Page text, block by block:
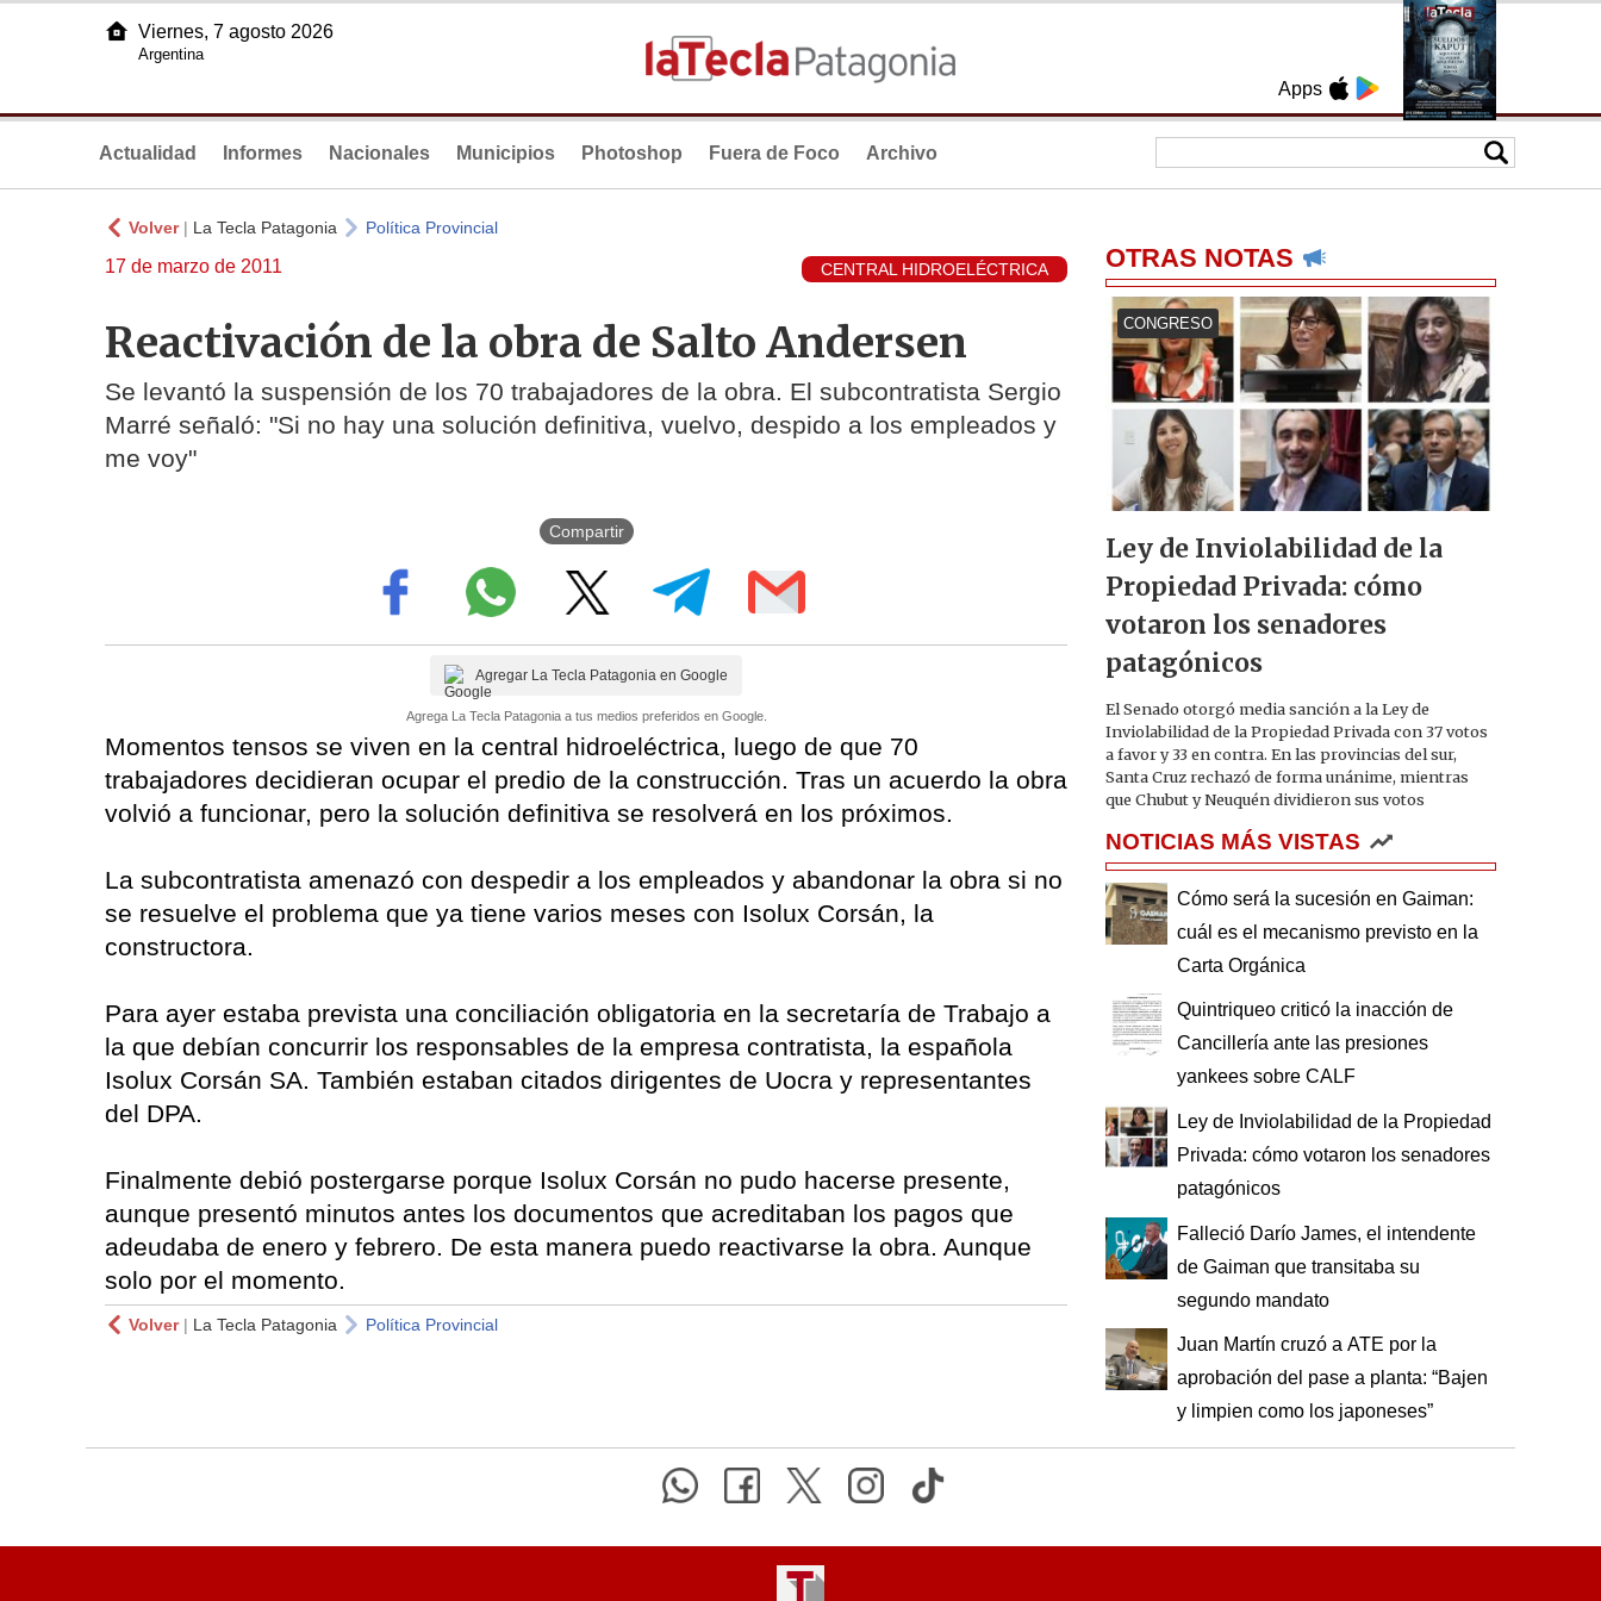
Apps
Viernes, 7 agosto 2026
Argentina
Actualidad Informes Nacionales Municipios Photoshop Fuera de Foco Archivo
Volver| La Tecla Patagonia Política Provincial
17 de marzo de 2011 CENTRAL HIDROELÉCTRICA
Reactivación de la obra de Salto Andersen
Se levantó la suspensión de los 70 trabajadores de la obra. El subcontratista Sergio
Marré señaló: "Si no hay una solución definitiva, vuelvo, despido a los empleados y
me voy"
Compartir
Agregar La Tecla Patagonia en Google
Agrega La Tecla Patagonia a tus medios preferidos en Google.
Momentos tensos se viven en la central hidroeléctrica, luego de que 70
trabajadores decidieran ocupar el predio de la construcción. Tras un acuerdo la obra
volvió a funcionar, pero la solución definitiva se resolverá en los próximos.
La subcontratista amenazó con despedir a los empleados y abandonar la obra si no
se resuelve el problema que ya tiene varios meses con Isolux Corsán, la
constructora.
Para ayer estaba prevista una conciliación obligatoria en la secretaría de Trabajo a
la que debían concurrir los responsables de la empresa contratista, la española
Isolux Corsán SA. También estaban citados dirigentes de Uocra y representantes
del DPA.
Finalmente debió postergarse porque Isolux Corsán no pudo hacerse presente,
aunque presentó minutos antes los documentos que acreditaban los pagos que
adeudaba de enero y febrero. De esta manera puedo reactivarse la obra. Aunque
solo por el momento.
Volver| La Tecla Patagonia Política Provincial
OTRAS NOTAS
CONGRESO
Ley de Inviolabilidad de la
Propiedad Privada: cómo
votaron los senadores
patagónicos
El Senado otorgó media sanción a la Ley de
Inviolabilidad de la Propiedad Privada con 37 votos
a favor y 33 en contra. En las provincias del sur,
Santa Cruz rechazó de forma unánime, mientras
que Chubut y Neuquén dividieron sus votos
NOTICIAS MÁS VISTAS
Cómo será la sucesión en Gaiman:
cuál es el mecanismo previsto en la
Carta Orgánica
Quintriqueo criticó la inacción de
Cancillería ante las presiones
yankees sobre CALF
Ley de Inviolabilidad de la Propiedad
Privada: cómo votaron los senadores
patagónicos
Falleció Darío James, el intendente
de Gaiman que transitaba su
segundo mandato
Juan Martín cruzó a ATE por la
aprobación del pase a planta: “Bajen
y limpien como los japoneses”